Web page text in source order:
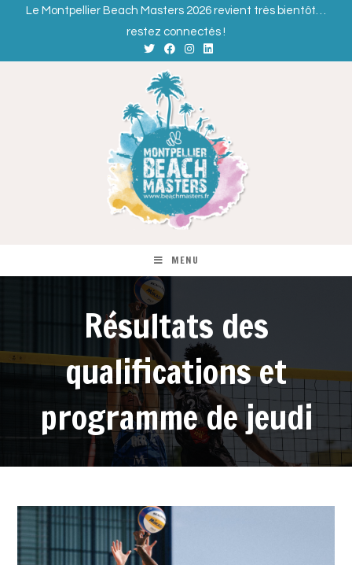
Le Montpellier Beach Masters 2026 revient très bientôt…
restez connectés !
MENU
Résultats des
qualifications et
programme de jeudi